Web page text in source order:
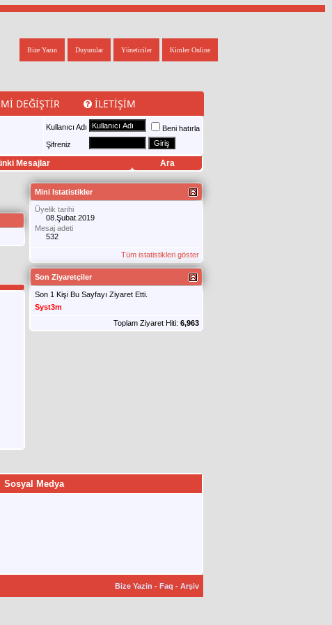
Kimler Online
Yöneticiler
Duyurular
Bize Yazın
DEĞIŞTIR İLETIŞIM
Kullanıcı Adı
Beni hatırla
Şifreniz
Mesajlar Ara
Mini Istatistikler
Üyelik tarihi
08.Şubat.2019
Mesaj adeti
532
Tüm istatistikleri göster
Son Ziyaretçiler
Son 1 Kişi Bu Sayfayı Ziyaret Etti.
Syst3m
Toplam Ziyaret Hiti: 6,963
Sosyal Medya
Bize Yazin - Faq - Arşiv